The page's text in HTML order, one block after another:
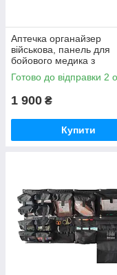
Аптечка органайзер
військова, панель для
бойового медика з
прозорими кишенями
Варіант 4 Стохід
Готово до відправки 2
1 900 ₴
Купити